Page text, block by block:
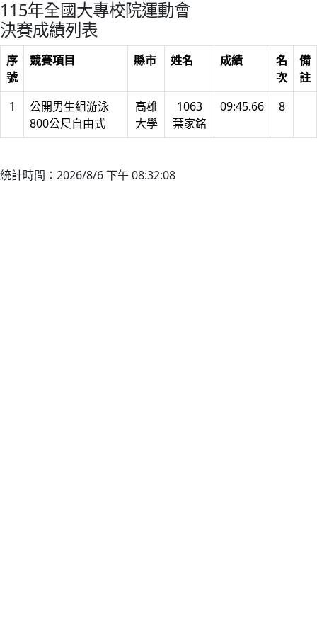
115年全國大專校院運動會
決賽成績列表
序
號
競賽項目 縣市 姓名 成績
名
次
備
註
1
公開男生組游泳
800公尺自由式
高雄
大學
1063
葉家銘
09:45.66 8
統計時間：2026/8/6 下午 08:32:08